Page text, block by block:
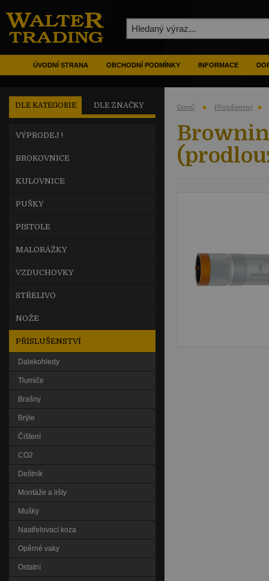
ÚVODNÍ STRANA OBCHODNÍ PODMÍNKY INFORMACE
Domů Příslušenství
DLE KATEGORIE DLE ZNAČKY
VÝPRODEJ !
BROKOVNICE
KULOVNICE
PUŠKY
PISTOLE
MALORÁŽKY
VZDUCHOVKY
STŘELIVO
NOŽE
PŘÍSLUŠENSTVÍ
Dalekohledy
Tlumiče
Brašny
Brýle
Čištení
CO2
Deštník
Montáže a lišty
Mušky
Nastřelovací koza
Opěrné vaky
Ostatní